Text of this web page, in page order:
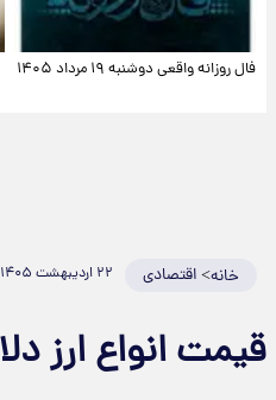
فال روزانه واقعی دوشنبه ۱۹ مرداد ۱۴۰۵
خانه>اقتصادی ۲۲ اردیبهشت ۱۴۰۵
انواع ارز